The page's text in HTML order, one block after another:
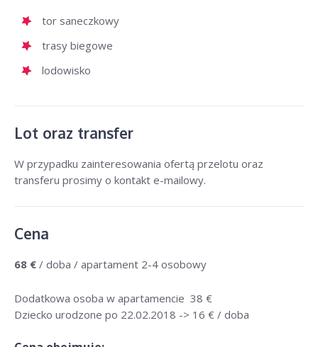
tor saneczkowy
trasy biegowe
lodowisko
Lot oraz transfer
W przypadku zainteresowania ofertą przelotu oraz
transferu prosimy o kontakt e-mailowy.
Cena
68 € / doba / apartament 2-4 osobowy
Dodatkowa osoba w apartamencie 38 €
Dziecko urodzone po 22.02.2018 -> 16 € / doba